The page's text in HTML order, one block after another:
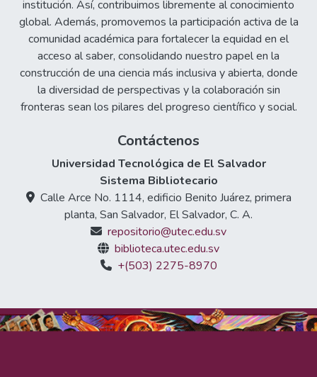
institución. Así, contribuimos libremente al conocimiento
global. Además, promovemos la participación activa de la
comunidad académica para fortalecer la equidad en el
acceso al saber, consolidando nuestro papel en la
construcción de una ciencia más inclusiva y abierta, donde
la diversidad de perspectivas y la colaboración sin
fronteras sean los pilares del progreso científico y social.
Contáctenos
Universidad Tecnológica de El Salvador
Sistema Bibliotecario
Calle Arce No. 1114, edificio Benito Juárez, primera
planta, San Salvador, El Salvador, C. A.
repositorio@utec.edu.sv
biblioteca.utec.edu.sv
+(503) 2275-8970